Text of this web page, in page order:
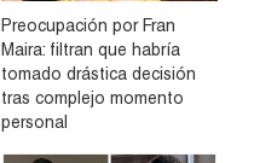
Preocupación por Fran
Maira: filtran que habría
tomado drástica decisión
tras complejo momento
personal